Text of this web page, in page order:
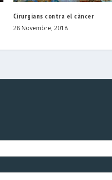
Cirurgians contra el càncer
28 Novembre, 2018